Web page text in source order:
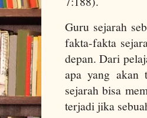
Guru sejarah
fakta-fakta
depan. Dari
apa yang akan
sejarah bisa
terjadi jika